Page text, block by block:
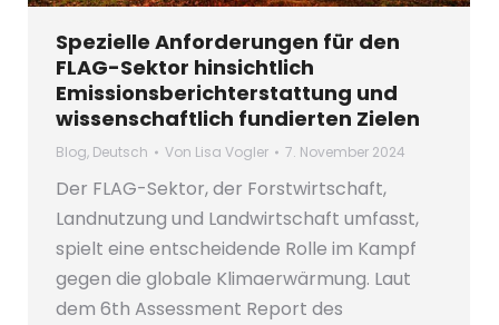
Spezielle Anforderungen für den
FLAG-Sektor hinsichtlich
Emissionsberichterstattung und
wissenschaftlich fundierten Zielen
Blog, Deutsch Von Lisa Vogler 7. November 2024
Der FLAG-Sektor, der Forstwirtschaft,
Landnutzung und Landwirtschaft umfasst,
spielt eine entscheidende Rolle im Kampf
gegen die globale Klimaerwärmung. Laut
dem 6th Assessment Report des